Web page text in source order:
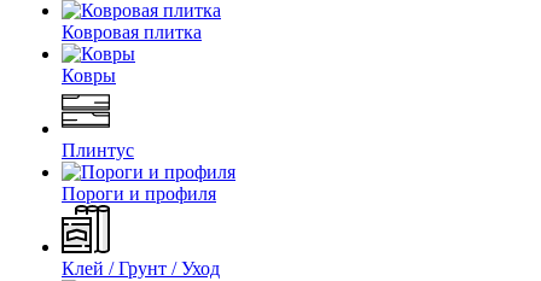
Ковровая плитка
Ковры
Плинтус
Пороги и профиля
Клей / Грунт / Уход